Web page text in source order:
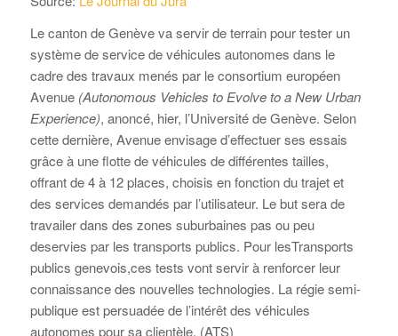
Le canton de Genève va servir de terrain pour tester un
système de service de véhicules autonomes dans le
cadre des travaux menés par le consortium européen
Avenue(Autonomous Vehicles to Evolve to a New Urban
Experience), anoncé, hier, l’Université de Genève. Selon
cette dernière, Avenue envisage d’effectuer ses essais
grâce à une flotte de véhicules de différentes tailles,
offrant de 4 à 12 places, choisis en fonction du trajet et
des services demandés par l’utilisateur. Le but sera de
travailer dans des zones suburbaines pas ou peu
deservies par les transports publics. Pour lesTransports
publics genevois,ces tests vont servir à renforcer leur
connaissance des nouvelles technologies. La régie semi-
publique est persuadée de l’intérêt des véhicules
autonomes pour sa clientèle. (ATS)